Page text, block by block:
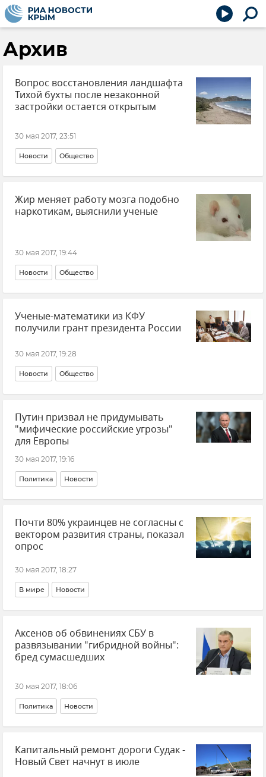
Архив
Вопрос восстановления ландшафта
Тихой бухты после незаконной
застройки остается открытым
30 мая 2017, 23:51
Новости Общество
Жир меняет работу мозга подобно
наркотикам, выяснили ученые
30 мая 2017, 19:44
Новости Общество
Ученые-математики из КФУ
получили грант президента России
30 мая 2017, 19:28
Новости Общество
Путин призвал не придумывать
"мифические российские угрозы"
для Европы
30 мая 2017, 19:16
Политика Новости
Почти 80% украинцев не согласны с
вектором развития страны, показал
опрос
30 мая 2017, 18:27
В мире Новости
Аксенов об обвинениях СБУ в
развязывании "гибридной войны":
бред сумасшедших
30 мая 2017, 18:06
Политика Новости
Капитальный ремонт дороги Судак -
Новый Свет начнут в июле